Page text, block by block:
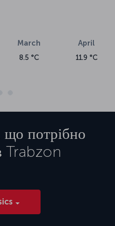
March
8.5 °C
April
11.9 °C
що потрібно
Trabzon